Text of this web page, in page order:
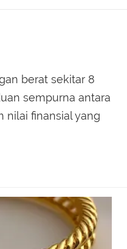
berat sekitar 8
sempurna antara
nilai finansial yang